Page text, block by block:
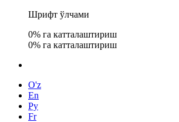
Шрифт ўлчами
0% га катталаштириш
0% га катталаштириш
O'z
En
Ру
Fr